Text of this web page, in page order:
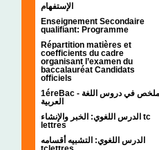
الإستفهام
Enseignement Secondaire
qualifiant: Programme
Répartition matières et
coefficients du cadre
organisant l’examen du
baccalauréat Candidats
officiels
1éreBac - ملخص في دروس اللغة
العربية
الدرس اللغوي: الخبر والإنشاء tc
lettres
الدرس اللغوي: التشبيه أقسامه